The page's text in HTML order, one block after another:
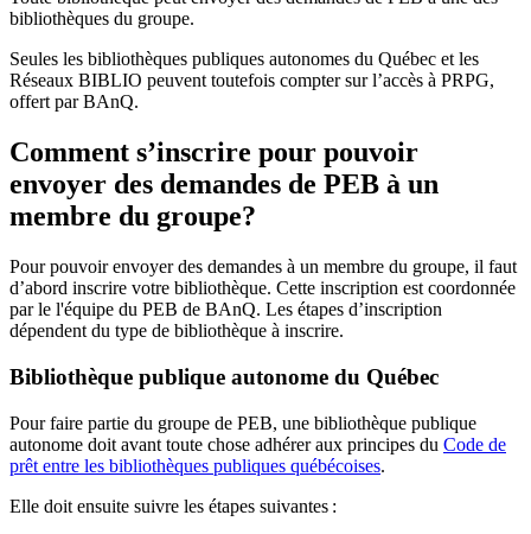
bibliothèques du groupe.
Seules les bibliothèques publiques autonomes du Québec et les
Réseaux BIBLIO peuvent toutefois compter sur l’accès à PRPG,
offert par BAnQ.
Comment s’inscrire pour pouvoir
envoyer des demandes de PEB à un
membre du groupe?
Pour pouvoir envoyer des demandes à un membre du groupe, il faut
d’abord inscrire votre bibliothèque. Cette inscription est coordonnée
par le l'équipe du PEB de BAnQ. Les étapes d’inscription
dépendent du type de bibliothèque à inscrire.
Bibliothèque publique autonome du Québec
Pour faire partie du groupe de PEB, une bibliothèque publique
autonome doit avant toute chose adhérer aux principes du Code de
prêt entre les bibliothèques publiques québécoises.
Elle doit ensuite suivre les étapes suivantes :